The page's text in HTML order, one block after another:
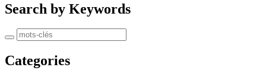
Search by Keywords
Categories